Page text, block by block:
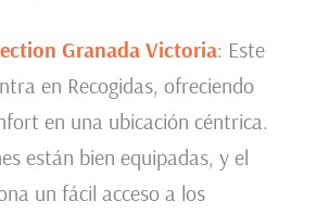
Granada Victoria: Este
en Recogidas, ofreciendo
en una ubicación céntrica.
están bien equipadas, y el
un fácil acceso a los